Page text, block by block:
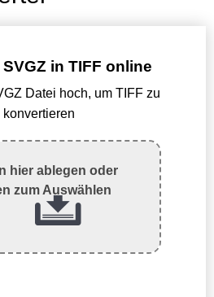
in TIFF online
Datei hoch, um TIFF zu
konvertieren
hier ablegen oder
zum Auswählen